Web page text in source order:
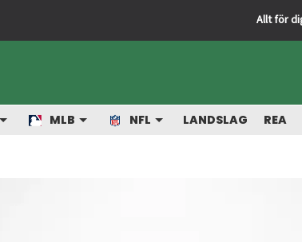
Allt för dig som älskar sport!
MLB NFL LANDSLAG REA